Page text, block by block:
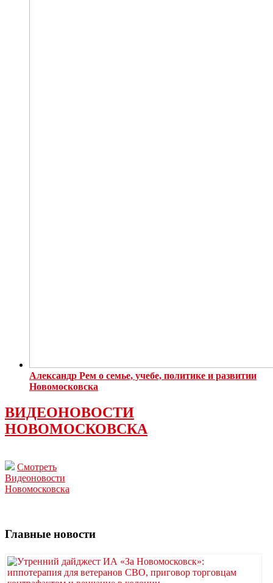
Александр Рем о семье, учебе, политике и развитии
Новомосковска
ВИДЕОНОВОСТИ
НОВОМОСКОВСКА
Смотреть
Видеоновости
Новомосковска
Главные новости